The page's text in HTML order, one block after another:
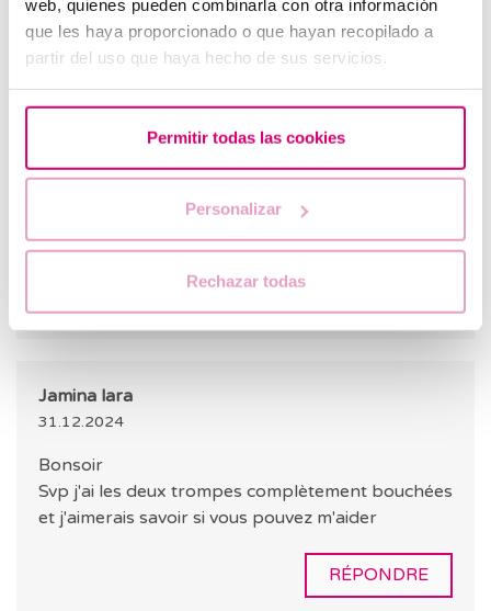
web, quienes pueden combinarla con otra información
que les haya proporcionado o que hayan recopilado a
partir del uso que haya hecho de sus servicios.
Permitir todas las cookies
Personalizar
Rechazar todas
antécédents médicaux de chaque patiente,
une étude plus complète peut être
nécessaire pour évaluer d&#39;autres
causes plus fréquentes, telles que des
troubles génétiques, anatomiques,
hormonaux ou immunologiques. Cela peut
vous aider à prévenir de futures pertes.
RÉPONDRE
Jamina lara
31.12.2024
Bonsoir
Svp j'ai les deux trompes complètement bouchées
et j'aimerais savoir si vous pouvez m'aider
RÉPONDRE